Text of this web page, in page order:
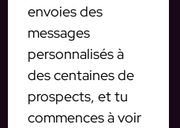
envoies des
messages
personnalisés à
des centaines de
prospects, et tu
commences à voir